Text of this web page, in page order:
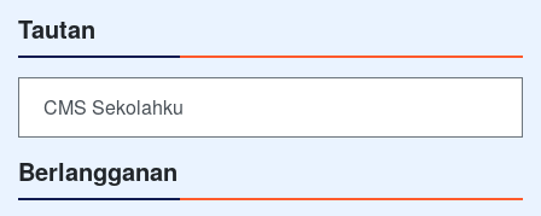
Tautan
CMS Sekolahku
Berlangganan